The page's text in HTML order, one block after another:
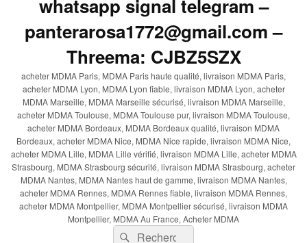
whatsapp signal telegram –
panterarosa1772@gmail.com –
Threema: CJBZ5SZX
acheter MDMA Paris, MDMA Paris haute qualité, livraison MDMA Paris,
acheter MDMA Lyon, MDMA Lyon fiable, livraison MDMA Lyon, acheter
MDMA Marseille, MDMA Marseille sécurisé, livraison MDMA Marseille,
acheter MDMA Toulouse, MDMA Toulouse pur, livraison MDMA Toulouse,
acheter MDMA Bordeaux, MDMA Bordeaux qualité, livraison MDMA
Bordeaux, acheter MDMA Nice, MDMA Nice rapide, livraison MDMA Nice,
acheter MDMA Lille, MDMA Lille vérifié, livraison MDMA Lille, acheter MDMA
Strasbourg, MDMA Strasbourg sécurité, livraison MDMA Strasbourg, acheter
MDMA Nantes, MDMA Nantes haut de gamme, livraison MDMA Nantes,
acheter MDMA Rennes, MDMA Rennes fiable, livraison MDMA Rennes,
acheter MDMA Montpellier, MDMA Montpellier sécurisé, livraison MDMA
Montpellier, MDMA Au France, Acheter MDMA
Recherche :
Rechercher